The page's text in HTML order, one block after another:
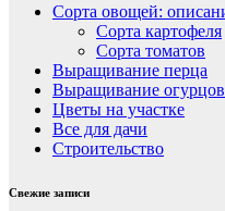
Сорта овощей:
Сорта картофеля
Сорта томатов
Выращивание перца
Выращивание огурцов
Цветы на участке
Все для дачи
Строительство
Свежие записи